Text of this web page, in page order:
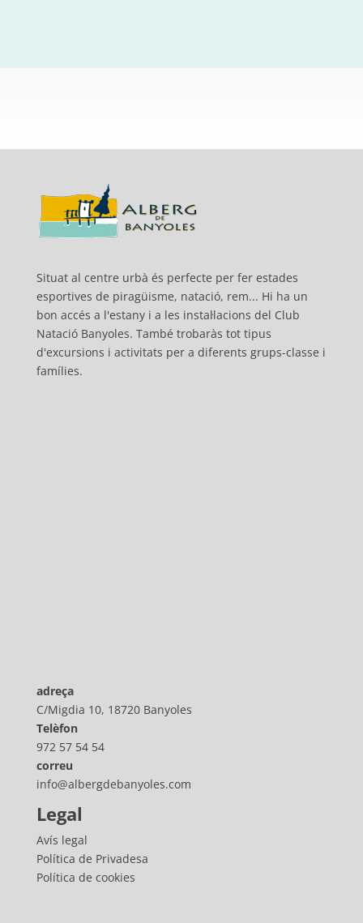
Situat al centre urbà és perfecte per fer estades
esportives de piragüisme, natació, rem... Hi ha un
bon accés a l'estany i a les instal·lacions del Club
Natació Banyoles. També trobaràs tot tipus
d'excursions i activitats per a diferents grups-classe i
famílies.
adreça
C/Migdia 10, 18720 Banyoles
Telèfon
972 57 54 54
correu
info@albergdebanyoles.com
Legal
Avís legal
Política de Privadesa
Política de cookies